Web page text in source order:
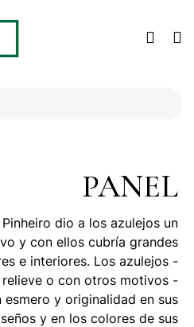
PANEL
dio a los azulejos un
y con ellos cubría grandes
e interiores. Los azulejos -
o con otros motivos -
esmero y originalidad en sus
y en los colores de sus